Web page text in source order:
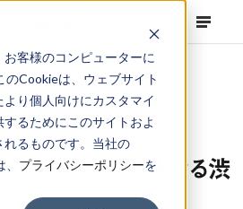
客様のコンピューターに
Cookieは、ウェブサイト
り個人向けにカスタマイ
るためにこのサイトおよ
るものです。当社の
プライバシーポリシーを
2018.02.19
ターが「似て非なる渋